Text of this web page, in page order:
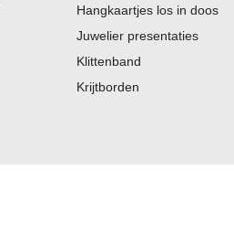
Hangkaartjes los in doos
Juwelier presentaties
Klittenband
Krijtborden